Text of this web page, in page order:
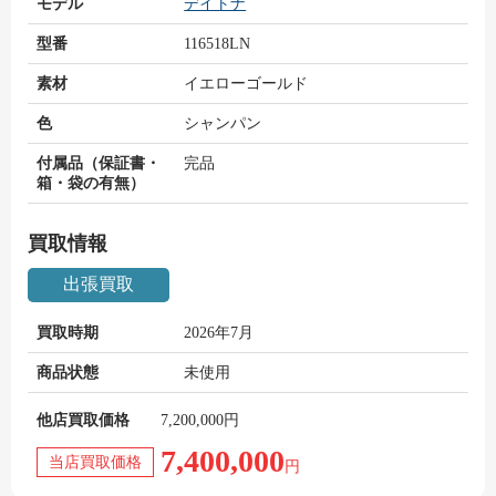
モデル デイトナ
型番 116518LN
素材 イエローゴールド
色 シャンパン
付属品（保証書・
箱・袋の有無）
完品
買取情報
出張買取
買取時期 2026年7月
商品状態 未使用
他店買取価格 7,200,000円
当店買取価格 7,400,000 円